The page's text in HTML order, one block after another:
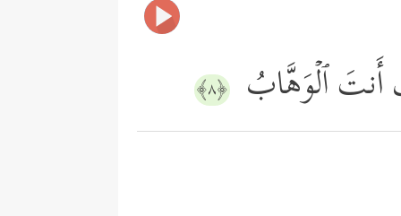
أَنتَ ٱلۡوَهَّابُ ﴿٨﴾